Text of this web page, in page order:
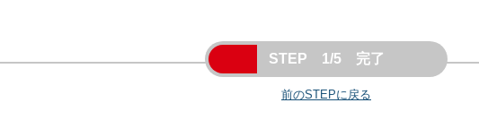
STEP 1/5 完了
前のSTEPに戻る